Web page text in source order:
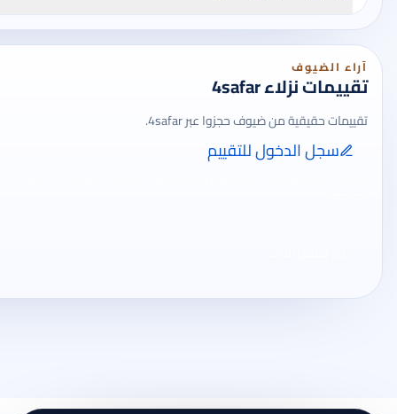
آراء الضيوف
تقييمات نزلاء 4safar
تقييمات حقيقية من ضيوف حجزوا عبر 4safar.
سجل الدخول للتقييم